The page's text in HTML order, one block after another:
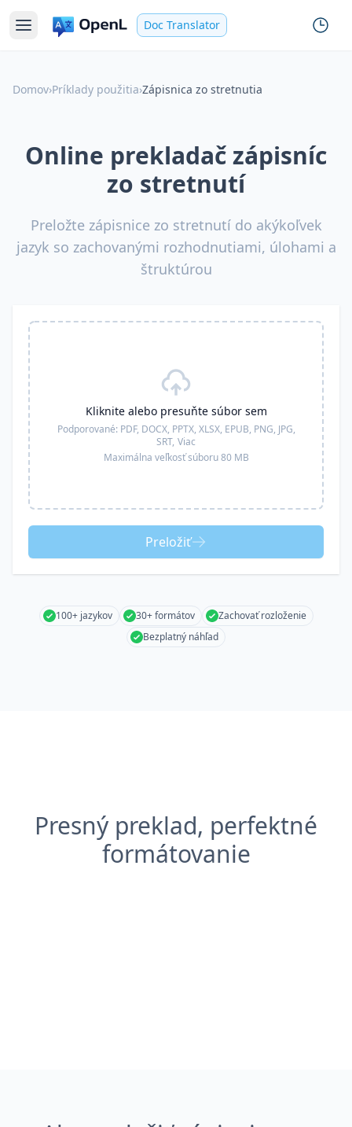
Doc Translator
Domov›Príklady použitia›Zápisnica zo stretnutia
Online prekladač zápisníc
zo stretnutí
Preložte zápisnice zo stretnutí do akýkoľvek
jazyk so zachovanými rozhodnutiami, úlohami a
štruktúrou
Kliknite alebo presuňte súbor sem
Podporované: PDF, DOCX, PPTX, XLSX, EPUB, PNG, JPG,
SRT, Viac
Maximálna veľkosť súboru 80 MB
Preložiť
100+ jazykov 30+ formátov
Zachovať rozloženie
Bezplatný náhľad
Presný preklad, perfektné
formátovanie